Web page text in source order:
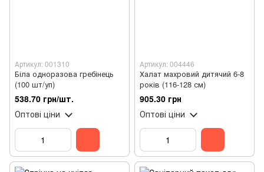
Артикул: 001310
Біла одноразова гребінець
(100 шт/уп)
538.70 грн/шт.
Оптові ціни
Артикул: 004446
Халат махровий дитячий 6-8
років (116-128 см)
905.30 грн
Оптові ціни